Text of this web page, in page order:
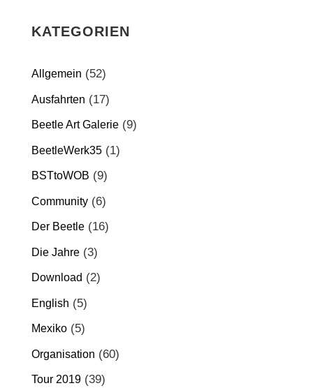
KATEGORIEN
Allgemein (52)
Ausfahrten (17)
Beetle Art Galerie(9)
BeetleWerk35(1)
BSTtoWOB (9)
Community(6)
Der Beetle(16)
Die Jahre(3)
Download (2)
English (5)
Mexiko(5)
Organisation (60)
Tour 2019(39)